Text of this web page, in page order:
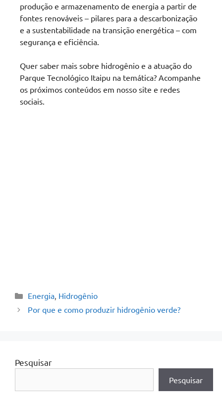
produção e armazenamento de energia a partir de
fontes renováveis – pilares para a descarbonização
e a sustentabilidade na transição energética – com
segurança e eficiência.
Quer saber mais sobre hidrogênio e a atuação do
Parque Tecnológico Itaipu na temática? Acompanhe
os próximos conteúdos em nosso site e redes
sociais.
Energia, Hidrogênio
Por que e como produzir hidrogênio verde?
Pesquisar
Pesquisar